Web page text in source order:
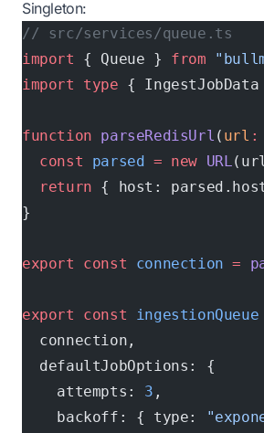
Singleton:
// src/services/queue.ts
import { Queue } from
import type {
function parseRedisUrl ( url :
  const
parsed = new URL
  return
{ host:
}
export const connection =
export const ingestionQueue
  connection,
  defaultJobOptions: {
    attempts:
3 ,
    backoff: { type: